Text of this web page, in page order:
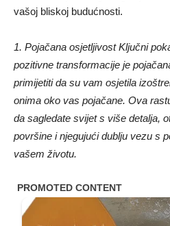
vašoj bliskoj budućnosti.
1. Pojačana osjetljivost Ključni
pozitivne transformacije je
primijetiti da su vam osjetila
onima oko vas pojačane. Ova
da sagledate svijet s više detalja,
površine i njegujući dublju vezu s
vašem životu.